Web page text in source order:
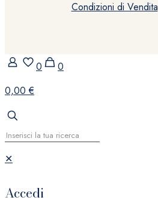
Condizioni di Vendita
0
0
0,00 €
✕
Accedi